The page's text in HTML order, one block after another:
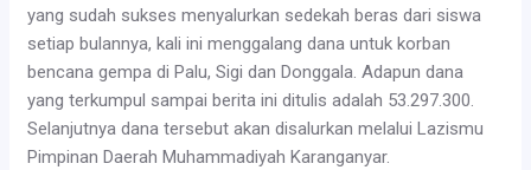
yang sudah sukses menyalurkan sedekah beras dari siswa
setiap bulannya, kali ini menggalang dana untuk korban
bencana gempa di Palu, Sigi dan Donggala. Adapun dana
yang terkumpul sampai berita ini ditulis adalah 53.297.300.
Selanjutnya dana tersebut akan disalurkan melalui Lazismu
Pimpinan Daerah Muhammadiyah Karanganyar.